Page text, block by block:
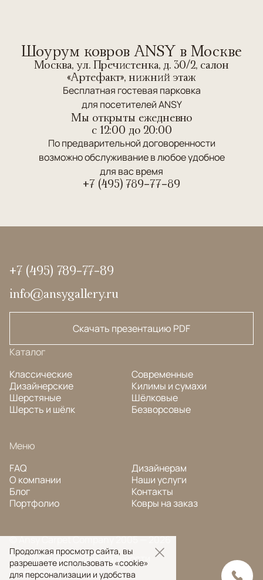
Шоурум ковров ANSY в Москве
Москва, ул. Пречистенка, д. 30/2, салон
«Артефакт», нижний этаж
Бесплатная гостевая парковка
для посетителей ANSY
Мы открыты ежедневно
c 12:00 до 20:00
По предварительной договоренности
возможно обслуживание в любое удобное
для вас время
+7 (495) 789-77-89
+7 (495) 789-77-89
info@ansygallery.ru
Скачать презентацию PDF
Каталог
Классические
Дизайнерские
Шерстяные
Шерсть и шёлк
Современные
Килимы и сумахи
Шёлковые
Безворсовые
Меню
FAQ
О компании
Блог
Портфолио
Дизайнерам
Наши услуги
Контакты
Ковры на заказ
© Ansy Carpet Company 2005 — 2026
Политика конфиденциальности
Поиск ковра
Продолжая просмотр сайта, вы
разрешаете использовать «cookie»
для персонализации и удобства